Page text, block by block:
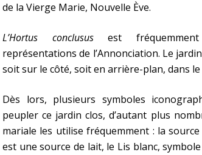
de la Vierge Marie, Nouvelle Ève.
L’Hortus conclususest
représentations de l’Annonciation. Le
soit sur le côté, soit en arrière-plan, dans
Dès lors, plusieurs symboles
peupler ce jardin clos, d’autant plus
mariale les utilise fréquemment : la source
est une source de lait, le Lis blanc,